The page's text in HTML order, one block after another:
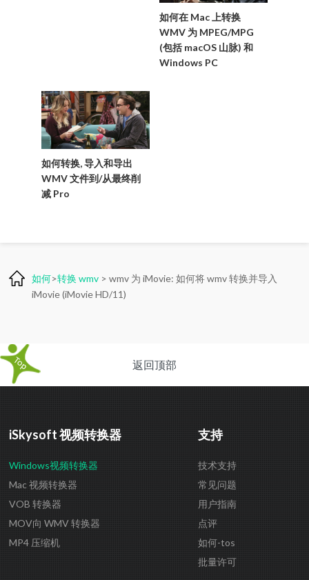
如何在 Mac 上转换
WMV 为 MPEG/MPG
(包括 macOS 山脉) 和
Windows PC
如何转换, 导入和导出
WMV 文件到/从最终削
减 Pro
如何>转换 wmv > wmv 为 iMovie: 如何将 wmv 转换并导入
iMovie (iMovie HD/11)
返回顶部
iSkysoft 视频转换器
Windows视频转换器
Mac 视频转换器
VOB 转换器
MOV向 WMV 转换器
MP4 压缩机
支持
技术支持
常见问题
用户指南
点评
如何-tos
批量许可